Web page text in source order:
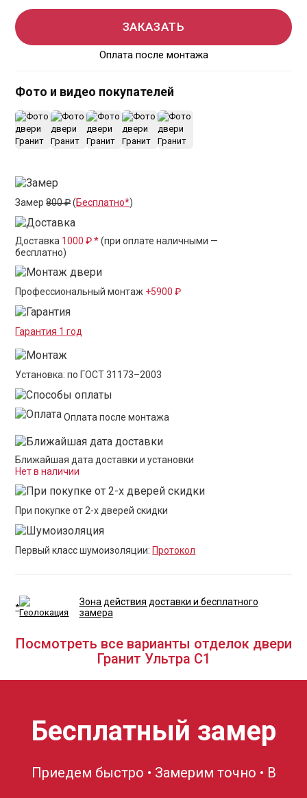
ЗАКАЗАТЬ
Оплата после монтажа
Фото и видео покупателей
Замер800 ₽(Бесплатно*)
Доставка 1000 ₽ *(при оплате наличными —
бесплатно)
Профессиональный монтаж +5900 ₽
Гарантия 1 год
Установка: по ГОСТ 31173–2003
Оплата после монтажа
Ближайшая дата доставки и установки
Нет в наличии
При покупке от 2-х дверей скидки
Первый класс шумоизоляции: Протокол
*
Зона действия доставки и бесплатного
замера
Посмотреть все варианты отделок двери
Гранит Ультра С1
Бесплатный замер
Приедем быстро • Замерим точно • В